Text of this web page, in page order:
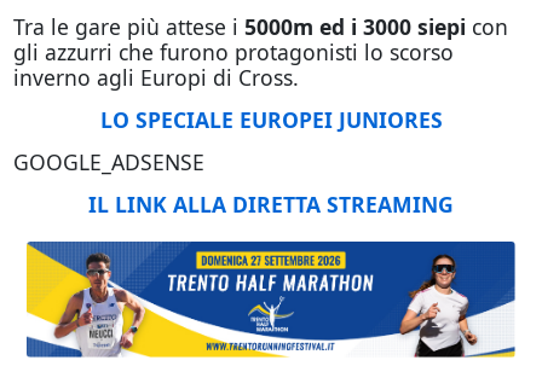
Tra le gare più attese i 5000m ed i 3000 siepi con
gli azzurri che furono protagonisti lo scorso
inverno agli Europi di Cross.
LO SPECIALE EUROPEI JUNIORES
GOOGLE_ADSENSE
IL LINK ALLA DIRETTA STREAMING